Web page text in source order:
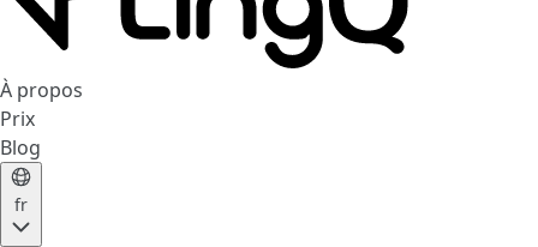
À propos
Prix
Blog
fr